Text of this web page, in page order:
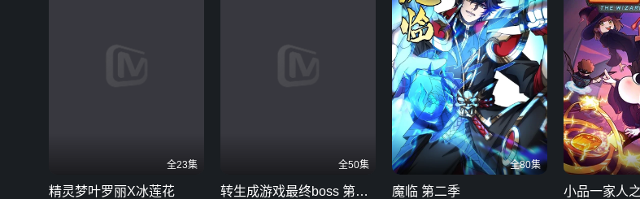
全23集
精灵梦叶罗丽X冰莲花
全50集
转生成游戏最终boss 第一
全80集
魔临 第二季 小品一家人